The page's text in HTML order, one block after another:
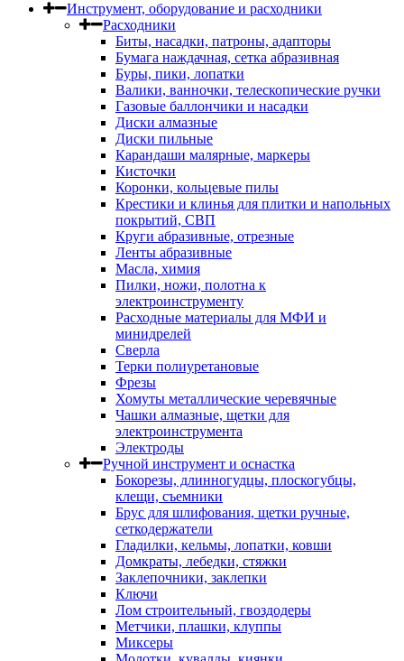
Инструмент, оборудование и расходники
Расходники
Биты, насадки, патроны, адапторы
Бумага наждачная, сетка абразивная
Буры, пики, лопатки
Валики, ванночки, телескопические ручки
Газовые баллончики и насадки
Диски алмазные
Диски пильные
Карандаши малярные, маркеры
Кисточки
Коронки, кольцевые пилы
Крестики и клинья для плитки и напольных
покрытий, СВП
Круги абразивные, отрезные
Ленты абразивные
Масла, химия
Пилки, ножи, полотна к
электроинструменту
Расходные материалы для МФИ и
минидрелей
Сверла
Терки полиуретановые
Фрезы
Хомуты металлические черевячные
Чашки алмазные, щетки для
электроинструмента
Электроды
Ручной инструмент и оснастка
Бокорезы, длинногудцы, плоскогубцы,
клещи, съемники
Брус для шлифования, щетки ручные,
сеткодержатели
Гладилки, кельмы, лопатки, ковши
Домкраты, лебедки, стяжки
Заклепочники, заклепки
Ключи
Лом строительный, гвоздодеры
Метчики, плашки, клуппы
Миксеры